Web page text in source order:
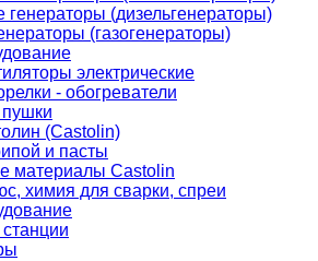
генераторы (дизельгенераторы)
(газогенераторы)
электрические
- обогреватели
(Castolin)
и пасты
материалы Castolin
химия для сварки, спреи